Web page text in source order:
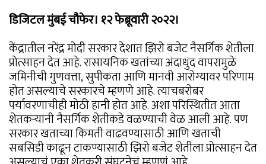
डिजिटल मुंबई चौफेर। १२ फेब्रूवारी २०२२।
केंद्रातील नरेंद्र मोदी सरकार देशात झिरो बजेट नैसर्गिक शेतीला
प्रोत्साहन देत आहे. रासायनिक खतांच्या अंदाधुंद वापरामुळे
जमिनीची गुणवत्ता, सुपीकता आणि मानवी आरोग्यावर परिणाम
होत असल्याचे सरकारचे म्हणणे आहे. त्याचबरोबर
पर्यावरणाचीही मोठी हानी होत आहे. अशा परिस्थितीत आता
शेतकऱ्यांनी नैसर्गिक शेतीकडे वळण्याची वेळ आली आहे. पण
सरकार खताच्या किमती वाढवण्यासाठी आणि खताची
सबसिडी काढून टाकण्यासाठी झिरो बजेट शेतीला प्रोत्साहन देत